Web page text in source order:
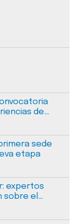
de
sede
etapa
expertos
sobre el